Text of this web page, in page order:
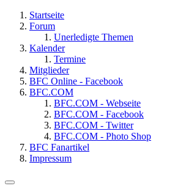
Startseite
Forum
Unerledigte Themen
Kalender
Termine
Mitglieder
BFC Online - Facebook
BFC.COM
BFC.COM - Webseite
BFC.COM - Facebook
BFC.COM - Twitter
BFC.COM - Photo Shop
BFC Fanartikel
Impressum